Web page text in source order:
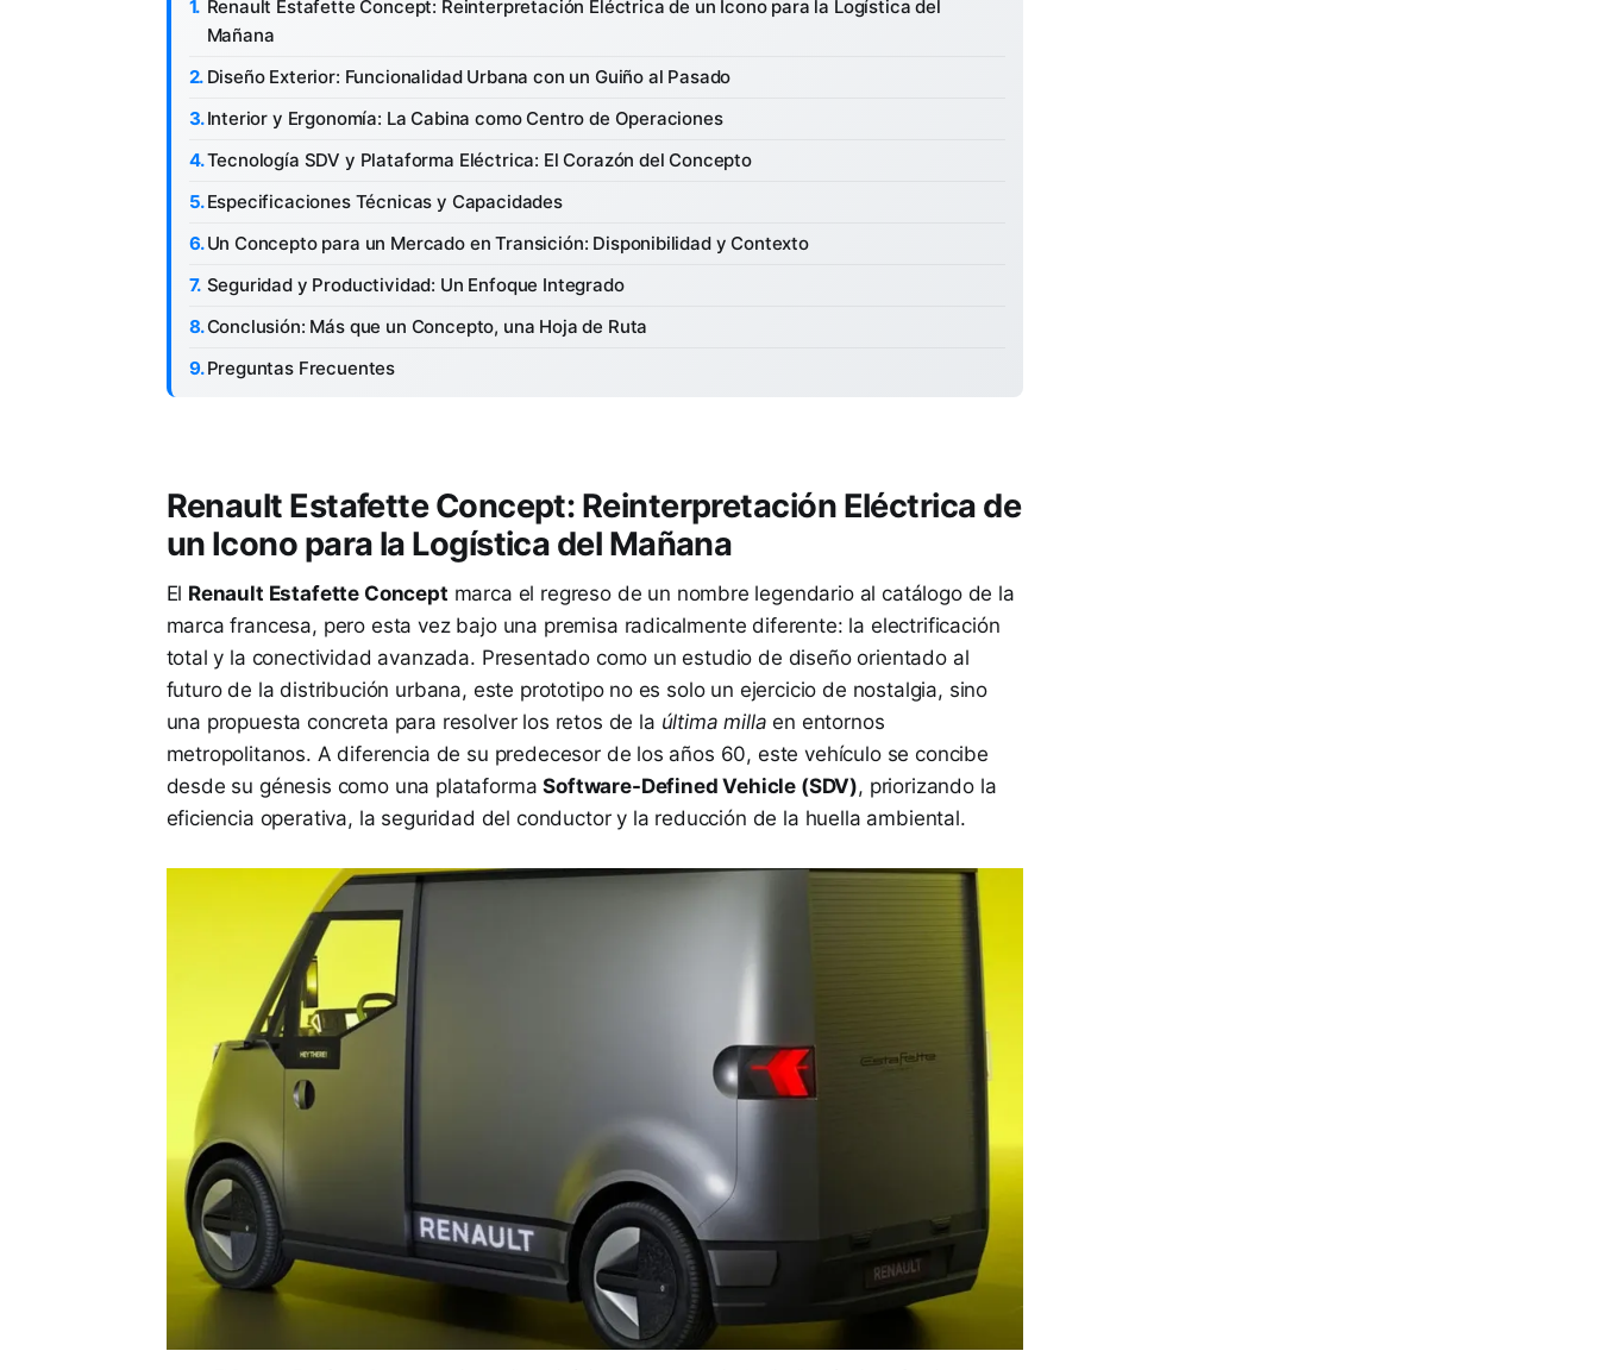
Renault Estafette Concept: Reinterpretación Eléctrica de un Icono para la Logística del
Mañana
Diseño Exterior: Funcionalidad Urbana con un Guiño al Pasado
Interior y Ergonomía: La Cabina como Centro de Operaciones
Tecnología SDV y Plataforma Eléctrica: El Corazón del Concepto
Especificaciones Técnicas y Capacidades
Un Concepto para un Mercado en Transición: Disponibilidad y Contexto
Seguridad y Productividad: Un Enfoque Integrado
Conclusión: Más que un Concepto, una Hoja de Ruta
Preguntas Frecuentes
Renault Estafette Concept: Reinterpretación Eléctrica de
un Icono para la Logística del Mañana
El Renault Estafette Concept marca el regreso de un nombre legendario al catálogo de la
marca francesa, pero esta vez bajo una premisa radicalmente diferente: la electrificación
total y la conectividad avanzada. Presentado como un estudio de diseño orientado al
futuro de la distribución urbana, este prototipo no es solo un ejercicio de nostalgia, sino
una propuesta concreta para resolver los retos de la última milla en entornos
metropolitanos. A diferencia de su predecesor de los años 60, este vehículo se concibe
desde su génesis como una plataformaSoftware-Defined Vehicle (SDV), priorizando la
eficiencia operativa, la seguridad del conductor y la reducción de la huella ambiental.